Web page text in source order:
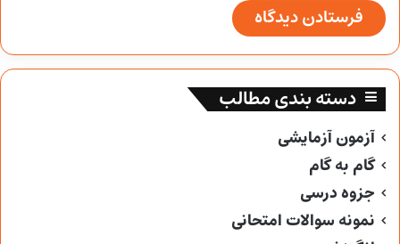
دسته بندی مطالب
آزمون آزمایشی
گام به گام
جزوه درسی
نمونه سوالات امتحانی